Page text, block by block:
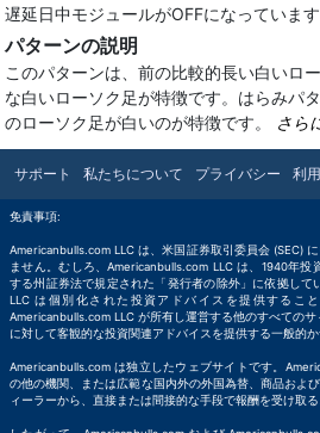
遅延日中モジュールがOFFになっています
パターンの説明
このパターンは、前の比較的長い白いロ
な白いローソク足が特徴です。はらみパ
のローソク足が白いのが特徴です。
さら
サポート 私たちについて プライバシー 利
免責事項:
Americanbulls.com LLC は、米国証券取引委員会 (SEC)
ません。むしろ、Americanbulls.com LLC は、1940年投
する州証券法で規定された「発行者の除外」に依拠して
LLC は個別化された投資アドバイスを提供するこ
Americanbulls.com LLC が所有し運営する他のすべての
に対して客観的な投資関連アドバイスを提供する一般的か
Americanbulls.com は独立したウェブサイトです。
の他の機関、または広範な国内外の外国為替、商品およ
ィーラーから、直接または間接的な手段で報酬を受け取る